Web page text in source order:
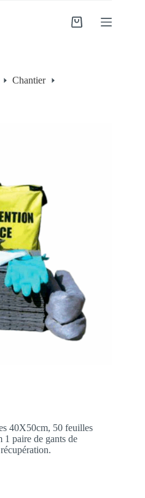
Chantier
40X50cm, 50 feuilles
paire de gants de